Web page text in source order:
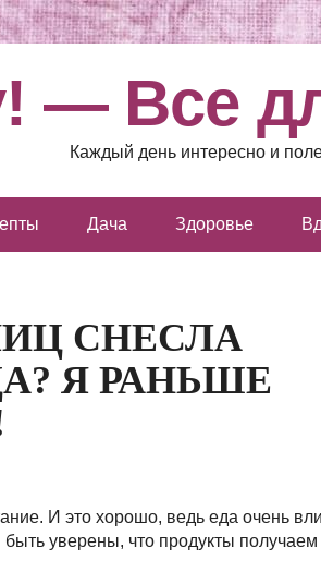
— Все
Каждый день интересно и
Дача Здоровье
СНЕСЛА
Я РАНЬШЕ
И это хорошо, ведь еда очень
уверены, что продукты получаем